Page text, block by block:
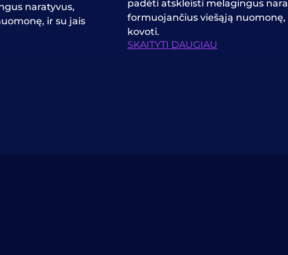
naratyvus,
ir su jais
padėti atskleisti melagingus
formuojančius viešąją nuomonę,
kovoti.
SKAITYTI DAUGIAU